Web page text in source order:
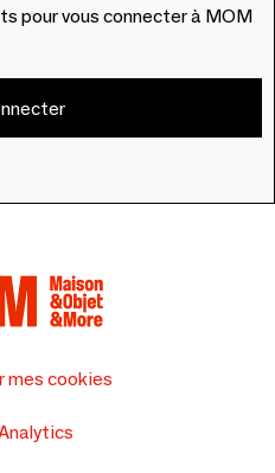
pour vous connecter à MOM
mes cookies